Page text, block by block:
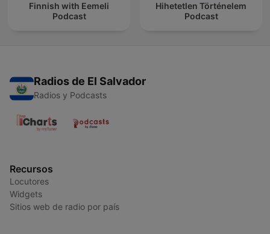
Finnish with Eemeli
Podcast
Hihetetlen Történelem
Podcast
Radios de El Salvador
Radios y Podcasts
Recursos
Locutores
Widgets
Sitios web de radio por país